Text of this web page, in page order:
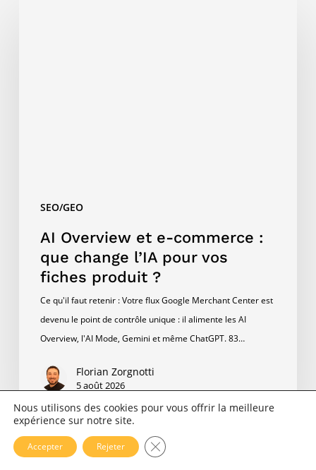
SEO/GEO
fiches
produit
AI Overview et e-commerce :
que change l’IA pour vos
fiches produit ?
Ce qu'il faut retenir : Votre flux Google Merchant Center est
devenu le point de contrôle unique : il alimente les AI
Overview, l'AI Mode, Gemini et même ChatGPT. 83…
Florian Zorgnotti
5 août 2026
AI
Mode
Nous utilisons des cookies pour vous offrir la meilleure
expérience sur notre site.
Accepter Rejeter Fermer la bannière des cookies